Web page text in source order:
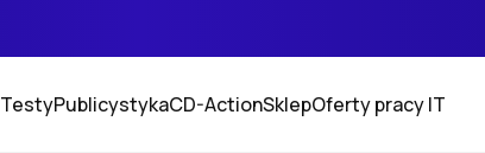
TestyPublicystykaCD-ActionSklepOferty pracy IT